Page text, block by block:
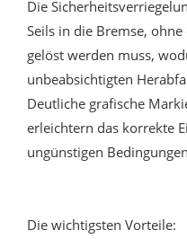
Die
Seils in die Bremse,
gelöst werden muss,
unbeabsichtigten
Deutliche grafische
erleichtern das korrekte
ungünstigen
Die wichtigsten Vorteile: